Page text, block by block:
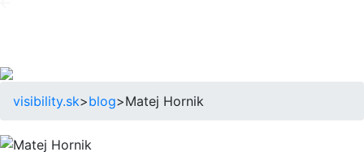
visibility.sk>blog>Matej Hornik